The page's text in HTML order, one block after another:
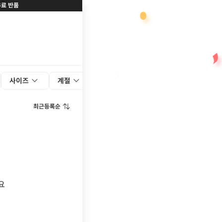
반품
사이즈 계절
최근등록순